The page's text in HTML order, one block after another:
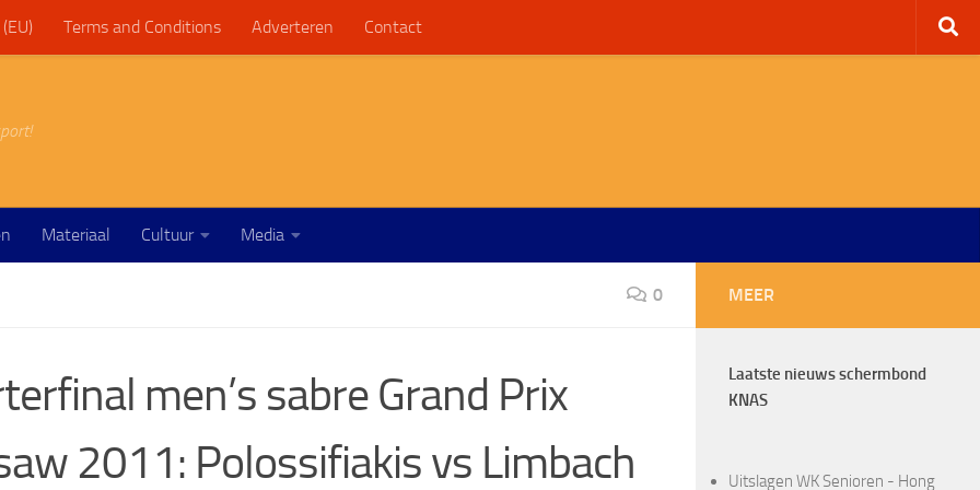
Terms and Conditions Adverteren Contact
Materiaal Cultuur Media
0
men’s sabre Grand Prix
2011: Polossifiakis vs Limbach
MEER
Laatste nieuws schermbond
KNAS
Uitslagen WK Senioren - Hong